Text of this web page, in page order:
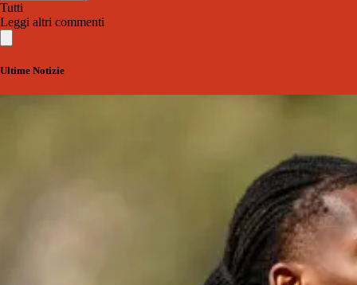
Tutti
Leggi altri commenti
Ultime Notizie